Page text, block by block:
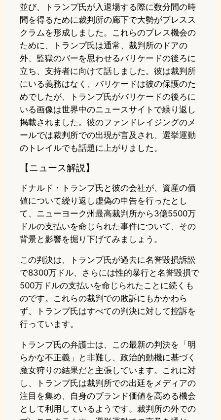
並び、トランプ氏が入退場する際に数分間の時
間を得るために裁判所の廊下で大勢がプレスス
クラムを形成しました。これらのプレス機会の
ために、トランプ氏は通常、裁判所のドアの
外、監獄のバーを思わせるバリケードの後ろに
立ち、支持者に向けて話しました。彼は裁判所
にいる義務はなく、バリケードは彼の保護のた
めでしたが、トランプ氏がバリケードの後ろに
いる画像は世界中のニュースサイトで繰り返し
掲載されました。彼のファンドレイジングのメ
ールでは裁判所での出現が言及され、選挙運動
のトレイルでも話題に上がりました。
【ニュース解説】
ドナルド・トランプ氏と彼の会社が、資産の価
値について繰り返し虚偽の申告を行ったとし
て、ニューヨーク州最高裁判所から3億5500万
ドルの支払いを命じられた事件について、その
背景と影響を掘り下げてみましょう。
この判決は、トランプ氏が過去に名誉毀損訴訟
で8300万ドル、さらには性的暴行と名誉毀損で
500万ドルの支払いを命じられたことに続くも
のです。これらの裁判での敗訴にもかかわら
ず、トランプ氏はすべての判決に対して控訴を
行っています。
トランプ氏の弁護士は、この最新の判決を「明
らかな不正義」と非難し、政治的動機に基づく
魔女狩りの結果だと主張しています。これに対
し、トランプ氏は裁判所での出廷をメディアの
注目を集め、自身のブランド価値を高める機会
として利用しているようです。裁判所の外での